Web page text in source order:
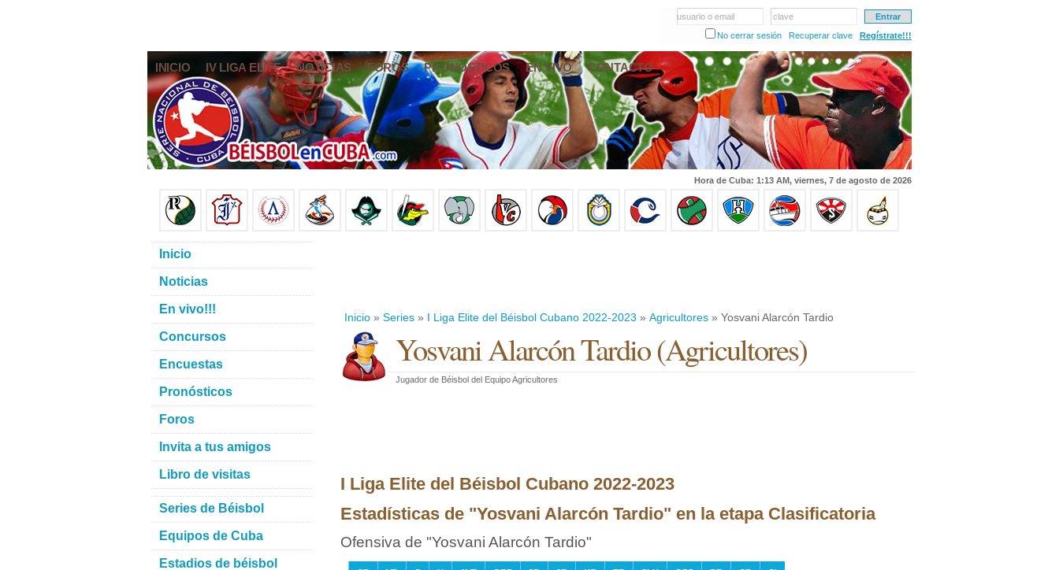
usuario o email
clave
No cerrar sesión
Recuperar clave Regístrate!!!
INICIO IV LIGA ELITE NOTICIAS FOROS PRONÓSTICOS EN VIVO CONTACTO
Hora de Cuba: 1:13 AM, viernes, 7 de agosto de 2026
Inicio » Series » I Liga Elite del Béisbol Cubano 2022-2023 » Agricultores » Yosvani Alarcón Tardio
Yosvani Alarcón Tardio(Agricultores)
Jugador de Béisbol del Equipo Agricultores
I Liga Elite del Béisbol Cubano 2022-2023
Estadísticas de "Yosvani Alarcón Tardio" en la etapa Clasificatoria
Ofensiva de "Yosvani Alarcón Tardio"
Inicio
Noticias
En vivo!!!
Concursos
Encuestas
Pronósticos
Foros
Invita a tus amigos
Libro de visitas
Series de Béisbol
Equipos de Cuba
Estadios de béisbol